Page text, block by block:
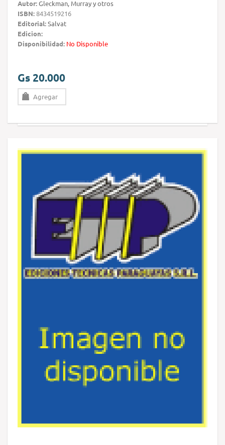
Autor:Gleckman, Murray y otros
ISBN:8434519216
Editorial:Salvat
Edicion:
Disponibilidad: No Disponible
Gs 20.000
Agregar